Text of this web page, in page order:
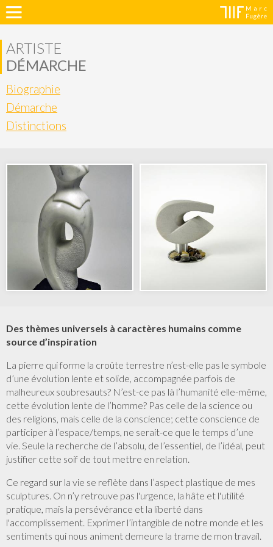
ARTISTE
DÉMARCHE
Biographie
Démarche
Distinctions
Des thèmes universels à caractères humains comme
source d’inspiration
La pierre qui forme la croûte terrestre n’est-elle pas le symbole
d’une évolution lente et solide, accompagnée parfois de
malheureux soubresauts? N’est-ce pas là l’humanité elle-même,
cette évolution lente de l’homme? Pas celle de la science ou
des religions, mais celle de la conscience; cette conscience de
participer à l’espace/temps, ne serait-ce que le temps d’une
vie. Seule la recherche de l’absolu, de l’essentiel, de l’idéal, peut
justifier cette soif de tout mettre en relation.
Ce regard sur la vie se reflète dans l’aspect plastique de mes
sculptures. On n’y retrouve pas l'urgence, la hâte et l'utilité
pratique, mais la persévérance et la liberté dans
l'accomplissement. Exprimer l’intangible de notre monde et les
sentiments qui nous animent demeure la trame de mon travail.